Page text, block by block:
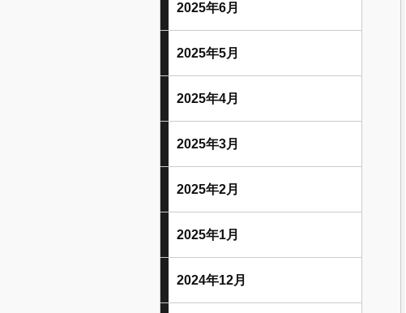
2025年6月
2025年5月
2025年4月
2025年3月
2025年2月
2025年1月
2024年12月